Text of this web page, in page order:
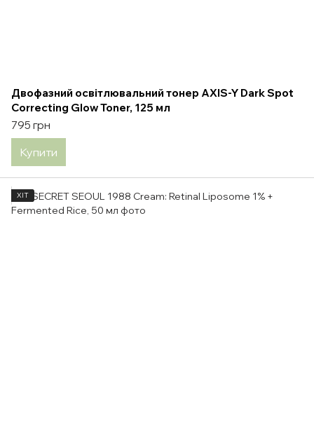
Двофазний освітлювальний тонер AXIS-Y Dark Spot
Correcting Glow Toner, 125 мл
795 грн
Купити
ХІТ